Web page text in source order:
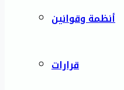
أنظمة وقوانين
قرارات